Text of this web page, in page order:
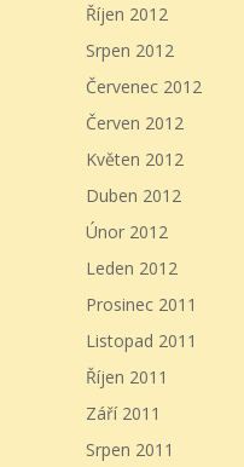
Říjen 2012
Srpen 2012
Červenec 2012
Červen 2012
Květen 2012
Duben 2012
Únor 2012
Leden 2012
Prosinec 2011
Listopad 2011
Říjen 2011
Září 2011
Srpen 2011